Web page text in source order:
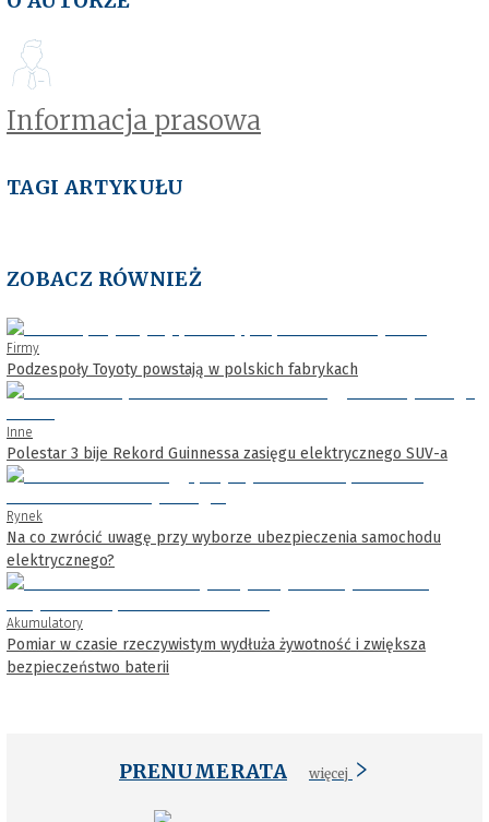
Informacja prasowa
TAGI ARTYKUŁU
ZOBACZ RÓWNIEŻ
Firmy
Podzespoły Toyoty powstają w polskich fabrykach
Inne
Polestar 3 bije Rekord Guinnessa zasięgu elektrycznego SUV-a
Rynek
Na co zwrócić uwagę przy wyborze ubezpieczenia samochodu
elektrycznego?
Akumulatory
Pomiar w czasie rzeczywistym wydłuża żywotność i zwiększa
bezpieczeństwo baterii
PRENUMERATA więcej